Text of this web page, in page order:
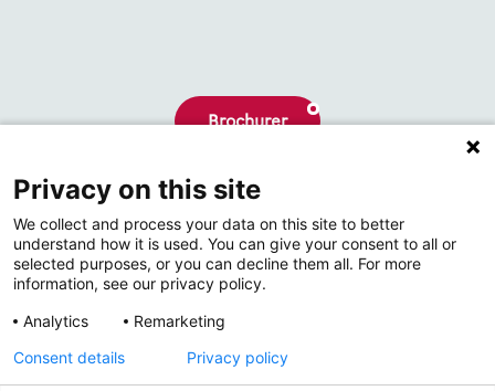
Brochurer
Hvem er vi
Kontakt
Privacy on this site
We collect and process your data on this site to better
understand how it is used. You can give your consent to all or
selected purposes, or you can decline them all. For more
information, see our privacy policy.
Analytics
Remarketing
Consent details
Privacy policy